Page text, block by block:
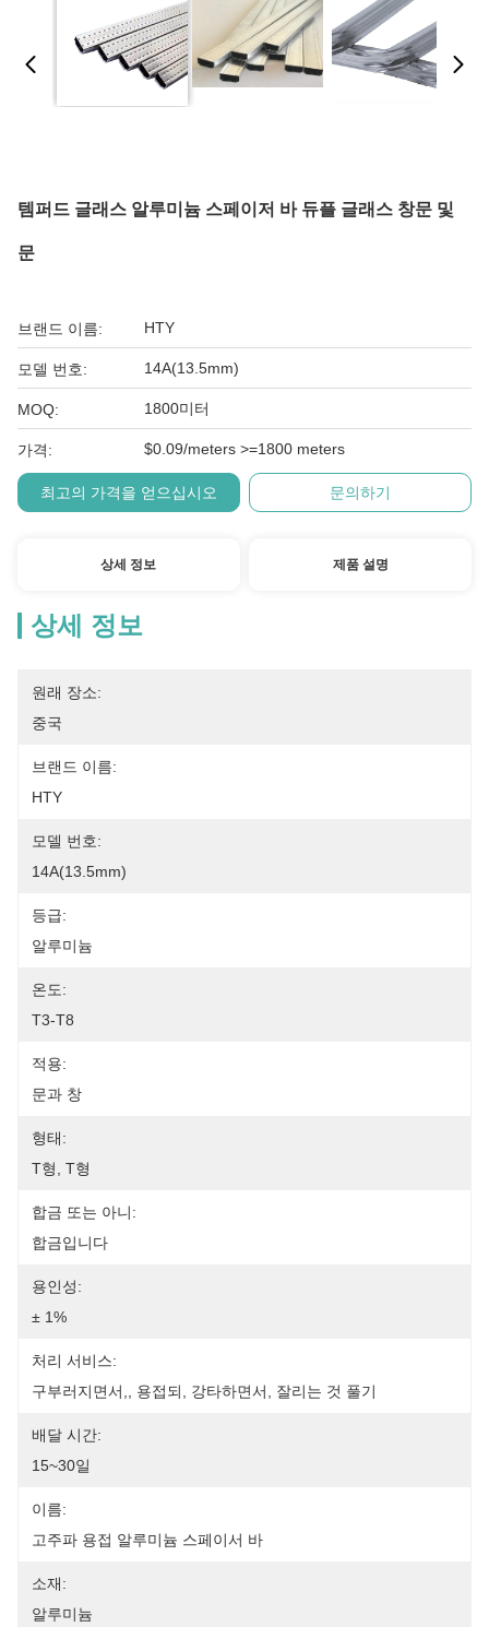
템퍼드 글래스 알루미늄 스페이저 바 듀플 글래스 창문 및
문
브랜드 이름: HTY
모델 번호: 14A(13.5mm)
MOQ: 1800미터
가격: $0.09/meters >=1800 meters
최고의 가격을 얻으십시오 문의하기
상세 정보 제품 설명
상세 정보
원래 장소:
중국
브랜드 이름:
HTY
모델 번호:
14A(13.5mm)
등급:
알루미늄
온도:
T3-T8
적용:
문과 창
형태:
T형, T형
합금 또는 아니:
합금입니다
용인성:
± 1%
처리 서비스:
구부러지면서,, 용접되, 강타하면서, 잘리는 것 풀기
배달 시간:
15~30일
이름:
고주파 용접 알루미늄 스페이서 바
소재:
알루미늄